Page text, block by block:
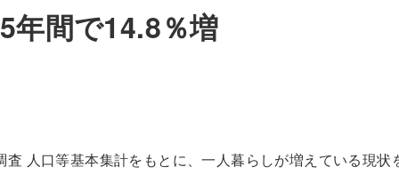
年間で14.8％増
人口等基本集計をもとに、一人暮らしが増えている現状